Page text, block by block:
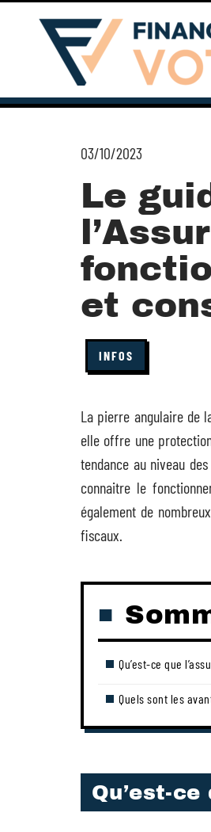
03/10/2023
Le
et
INFOS
La pierre angulaire de
elle offre une
tendance au niveau
connaitre le
également de
fiscaux.
Qu’est-ce que
Quels sont les
Qu’est-ce